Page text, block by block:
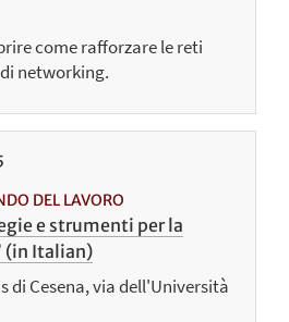
come rafforzare le reti
networking.
DEL LAVORO
e strumenti per la
(in Italian)
di Cesena, via dell'Università